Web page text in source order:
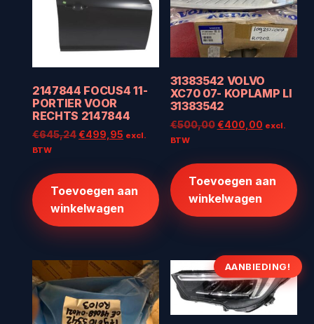
2147844 FOCUS4 11-
PORTIER VOOR
RECHTS 2147844
€645,24Oorspronkelijke
€499,95 Huidige
€499,95.
excl.
BTW
Toevoegen aan
winkelwagen
31383542 VOLVO
XC70 07- KOPLAMP LI
31383542
€500,00 Oorspronkelijke
€400,00Huidige
€400,00.
excl.
BTW
Toevoegen aan
winkelwagen
AANBIEDING!